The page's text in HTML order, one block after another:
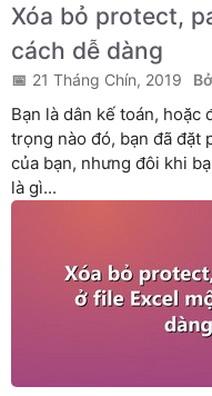
Xóa bỏ protect,
cách dễ dàng
21 Tháng Chín, 2019
Bạn là dân kế toán, hoặc
trọng nào đó, bạn đã đặt
của bạn, nhưng đôi khi
là gì...